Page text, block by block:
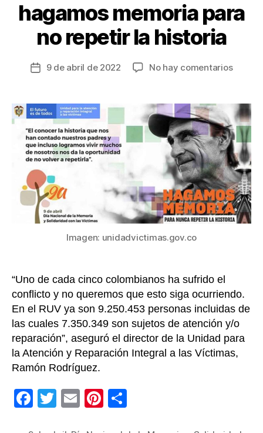
hagamos memoria para
no repetir la historia
Fecha
entrada
9 de abril de 2022 No hay comentariosen
de
la
y
con
las
Imagen: unidadvictimas.gov.co
“Uno de cada cinco colombianos ha sufrido el
conflicto y no queremos que esto siga ocurriendo.
En el RUV ya son 9.250.453 personas incluidas de
las cuales 7.350.349 son sujetos de atención y/o
reparación”, aseguró el director de la Unidad para
la Atención y Reparación Integral a las Víctimas,
Ramón Rodríguez.
F
T
E
Pi